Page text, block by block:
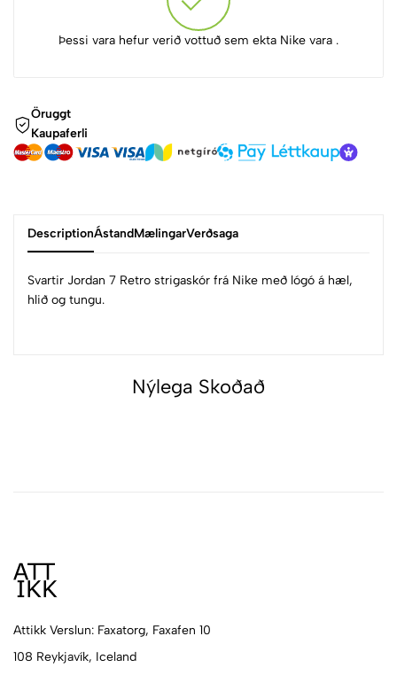
Þessi vara hefur verið vottuð sem ekta Nike vara .
Öruggt
Kaupaferli
DescriptionÁstandMælingarVerðsaga
Svartir Jordan 7 Retro strigaskór frá Nike með lógó á hæl,
hlið og tungu.
Nýlega Skoðað
Attikk Verslun: Faxatorg, Faxafen 10
108 Reykjavík, Iceland